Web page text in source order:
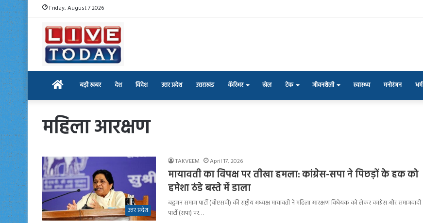
Friday, August 7 2026
Home बड़ी खबर देश विदेश उत्तर प्रदेश उत्तराखंड कॅरिअर खेल टेक जीवनशैली स्वास्थ्य मनोरंजन धर्म
महिला आरक्षण
उत्तर प्रदेश
TAKVEEM April 17, 2026
मायावती का विपक्ष पर तीखा हमला: कांग्रेस-सपा ने पिछड़ों के हक को
हमेशा ठंडे बस्ते में डाला
बहुजन समाज पार्टी (बीएसपी) की राष्ट्रीय अध्यक्ष मायावती ने महिला आरक्षण विधेयक को लेकर कांग्रेस और समाजवादी
पार्टी (सपा) पर…